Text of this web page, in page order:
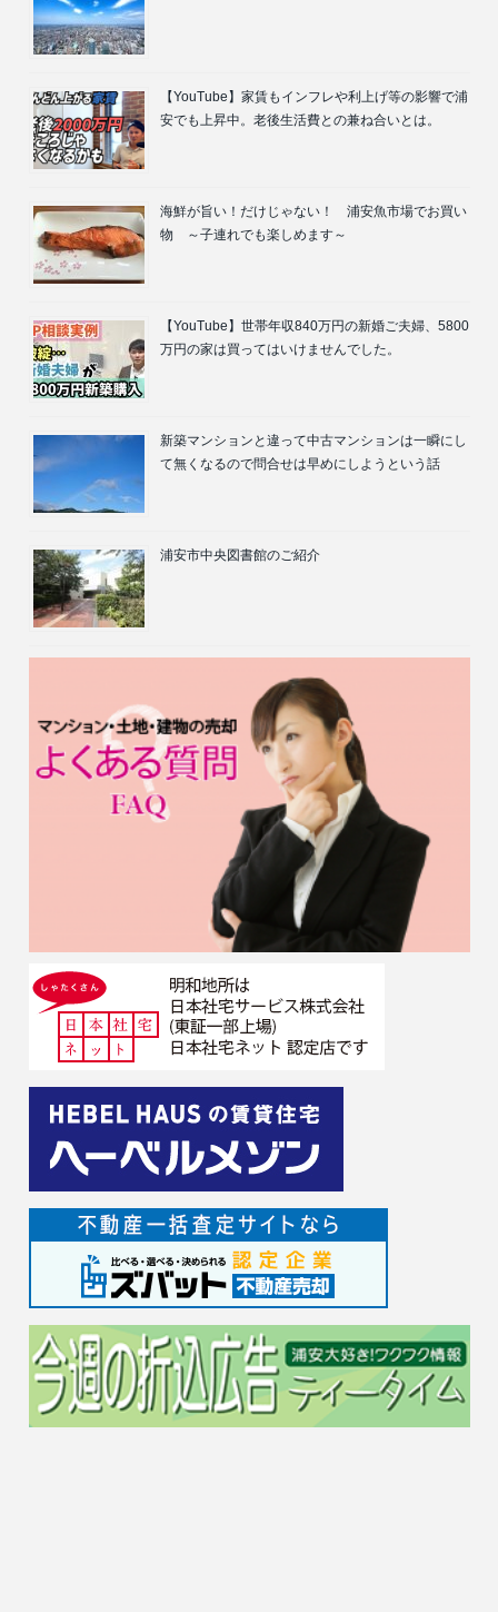
【YouTube】家賃もインフレや利上げ等の影響で浦
安でも上昇中。老後生活費との兼ね合いとは。
海鮮が旨い！だけじゃない！ 浦安魚市場でお買い
物 ～子連れでも楽しめます～
【YouTube】世帯年収840万円の新婚ご夫婦、5800
万円の家は買ってはいけませんでした。
新築マンションと違って中古マンションは一瞬にし
て無くなるので問合せは早めにしようという話
浦安市中央図書館のご紹介